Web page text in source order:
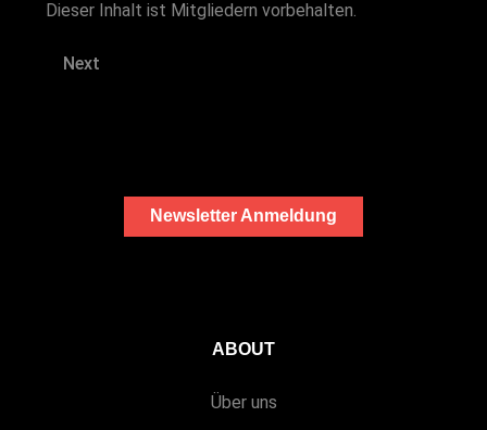
Dieser Inhalt ist Mitgliedern vorbehalten.
Next
Newsletter Anmeldung
ABOUT
Über uns